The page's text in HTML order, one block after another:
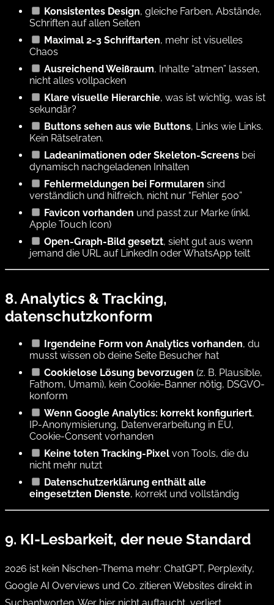
Konsistentes Design, gleiche Farben, Abstände,
Schriften auf allen Seiten
Maximal 2-3 Schriftarten, mehr ist visuelles
Chaos
Ausreichend Weißraum, Inhalte “atmen” lassen,
nicht alles vollpacken
Klare visuelle Hierarchie, was ist wichtig, was ist
sekundär?
Buttons sehen aus wie Buttons, Links wie Links.
Kein Rätselraten.
Ladeanimationen oder Skeleton-Screens bei
dynamisch nachgeladenen Inhalten
Fehlermeldungen bei Formularen sind
verständlich und hilfreich, nicht nur “Fehler 500”
Favicon vorhanden und passt zur Marke (inkl.
Apple Touch Icon)
Open-Graph-Bild gesetzt, sieht gut aus wenn
jemand die URL auf LinkedIn oder WhatsApp teilt
8. Analytics & Tracking,
datenschutzkonform
Irgendeine Form von Analytics vorhanden, du
musst wissen ob deine Seite Besucher hat
Cookielose Lösung bevorzugen (z. B. Plausible,
Fathom, Umami), kein Cookie-Banner nötig, DSGVO-
konform
Wenn Google Analytics: korrekt konfiguriert,
IP-Anonymisierung, Datenverarbeitung in EU,
Cookie-Consent vorhanden
Keine toten Tracking-Pixel von Tools, die du
nicht mehr nutzt
Datenschutzerklärung enthält alle
eingesetzten Dienste, korrekt und vollständig
9. KI-Lesbarkeit, der neue Standard
2026 ist kein Nischen-Thema mehr: ChatGPT, Perplexity,
Google AI Overviews und Co. zitieren Websites direkt in